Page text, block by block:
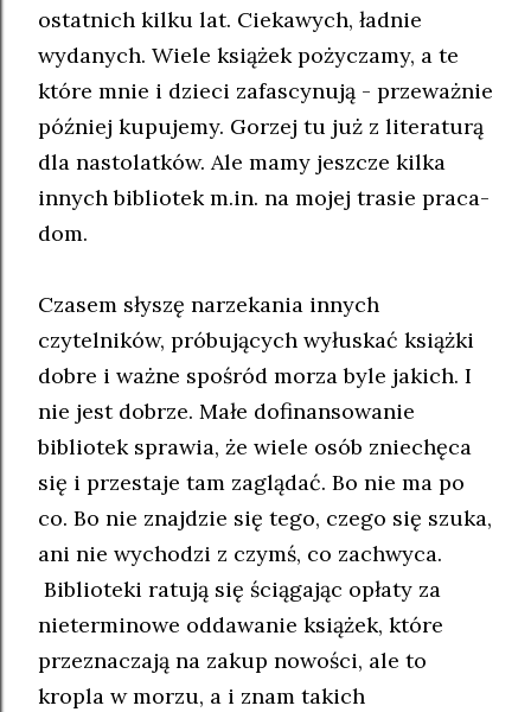
ostatnich kilku lat. Ciekawych, ładnie
wydanych. Wiele książek pożyczamy, a te
które mnie i dzieci zafascynują - przeważnie
później kupujemy. Gorzej tu już z literaturą
dla nastolatków. Ale mamy jeszcze kilka
innych bibliotek m.in. na mojej trasie praca-
dom.
Czasem słyszę narzekania innych
czytelników, próbujących wyłuskać książki
dobre i ważne spośród morza byle jakich. I
nie jest dobrze. Małe dofinansowanie
bibliotek sprawia, że wiele osób zniechęca
się i przestaje tam zaglądać. Bo nie ma po
co. Bo nie znajdzie się tego, czego się szuka,
ani nie wychodzi z czymś, co zachwyca.
Biblioteki ratują się ściągając opłaty za
nieterminowe oddawanie książek, które
przeznaczają na zakup nowości, ale to
kropla w morzu, a i znam takich